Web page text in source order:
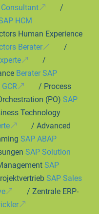
Consultant
/
HCM
Human Experience
Berater
/
/
Berater SAP
/ Process
(PO) SAP
Technology
/ Advanced
SAP ABAP
SAP Solution
SAP
SAP Sales
/ Zentrale ERP-